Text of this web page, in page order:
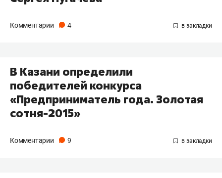
Комментарии 4
В Казани определили
победителей конкурса
«Предприниматель года. Золотая
сотня-2015»
Комментарии 9